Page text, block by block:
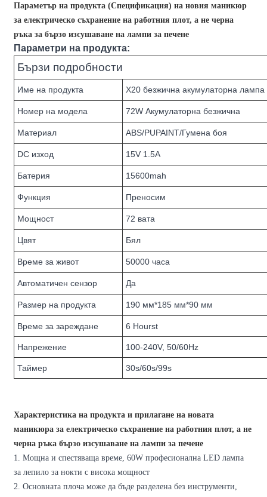
Параметър на продукта (Спецификация) на новия маникюр
за електрическо съхранение на работния плот, а не черна
ръка за бързо изсушаване на лампи за печене
Параметри на продукта:
Бързи подробности
Име на продукта X20 безжична акумулаторна лампа
Номер на модела 72W Акумулаторна безжична
Материал ABS/PUPAINT/Гумена боя
DC изход 15V 1.5A
Батерия 15600mah
Функция Преносим
Мощност 72 вата
Цвят Бял
Време за живот 50000 часа
Автоматичен сензор Да
Размер на продукта 190 мм*185 мм*90 мм
Време за зареждане 6 Hourst
Напрежение 100-240V, 50/60Hz
Таймер 30s/60s/99s
Характеристика на продукта и прилагане на новата
маникюра за електрическо съхранение на работния плот, а не
черна ръка бързо изсушаване на лампи за печене
1. Мощна и спестяваща време, 60W професионална LED лампа
за лепило за нокти с висока мощност
2. Основната плоча може да бъде разделена без инструменти,